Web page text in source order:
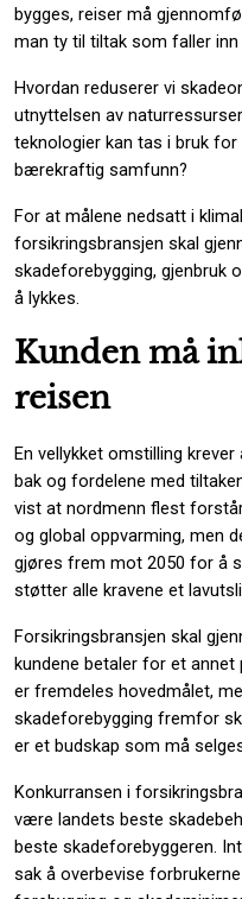
bygges, reiser må
man ty til tiltak som faller inn
Hvordan reduserer vi
utnyttelsen av
teknologier kan tas i bruk
bærekraftig samfunn?
For at målene nedsatt i
forsikringsbransjen skal
skadeforebygging, gjenbruk
å lykkes.
Kunden må
reisen
En vellykket omstilling
bak og fordelene med
vist at nordmenn flest
og global oppvarming, men
gjøres frem mot 2050 for å
støtter alle kravene et
Forsikringsbransjen skal
kundene betaler for et
er fremdeles hovedmålet,
skadeforebygging fremfor
er et budskap som må
Konkurransen i
være landets beste
beste skadeforebyggeren.
sak å overbevise